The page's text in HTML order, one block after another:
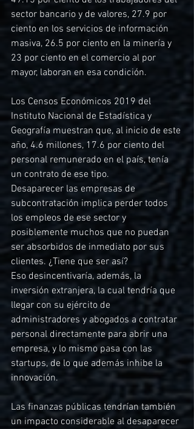
sector bancario y de valores, 27.9 por
ciento en los servicios de información
masiva, 26.5 por ciento en la minería y
23 por ciento en el comercio al por
mayor, laboran en esa condición.
Los Censos Económicos 2019 del
Instituto Nacional de Estadística y
Geografía muestran que, al inicio de este
año, 4.6 millones, 17.6 por ciento del
personal remunerado en el país, tenía
un contrato de ese tipo.
Desaparecer las empresas de
subcontratación implica perder todos
los empleos de ese sector y
posiblemente muchos que no puedan
ser absorbidos de inmediato por sus
clientes. ¿Tiene que ser así?
Eso desincentivaría, además, la
inversión extranjera, la cual tendría que
llegar con su ejército de
administradores y abogados a contratar
personal directamente para abrir una
empresa, y lo mismo pasa con las
startups, de lo que además inhibe la
innovación.
Las finanzas públicas tendrían también
un impacto considerable al desaparecer